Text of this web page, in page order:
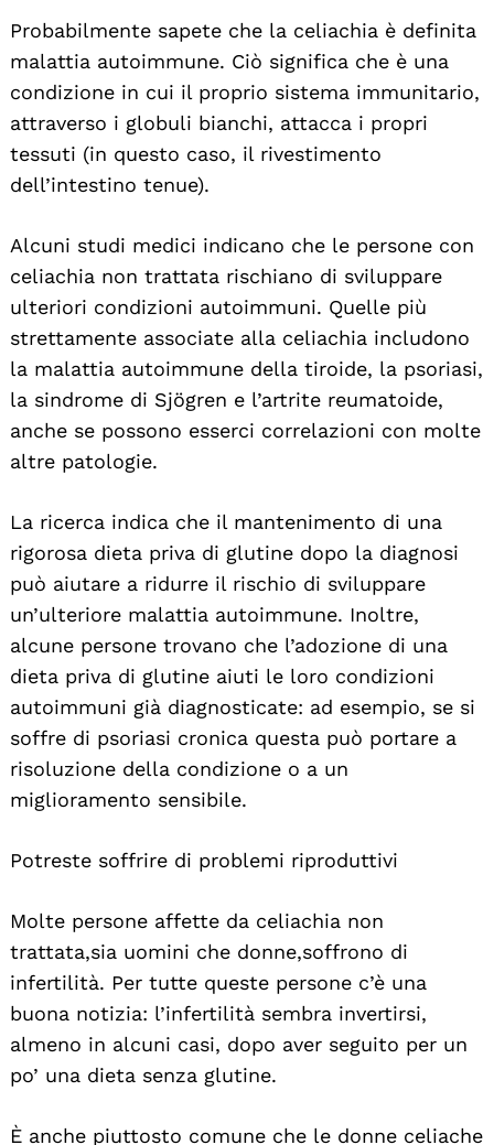
Probabilmente sapete che la celiachia è definita
malattia autoimmune. Ciò significa che è una
condizione in cui il proprio sistema immunitario,
attraverso i globuli bianchi, attacca i propri
tessuti (in questo caso, il rivestimento
dell’intestino tenue).
Alcuni studi medici indicano che le persone con
celiachia non trattata rischiano di sviluppare
ulteriori condizioni autoimmuni. Quelle più
strettamente associate alla celiachia includono
la malattia autoimmune della tiroide, la psoriasi,
la sindrome di Sjögren e l’artrite reumatoide,
anche se possono esserci correlazioni con molte
altre patologie.
La ricerca indica che il mantenimento di una
rigorosa dieta priva di glutine dopo la diagnosi
può aiutare a ridurre il rischio di sviluppare
un’ulteriore malattia autoimmune. Inoltre,
alcune persone trovano che l’adozione di una
dieta priva di glutine aiuti le loro condizioni
autoimmuni già diagnosticate: ad esempio, se si
soffre di psoriasi cronica questa può portare a
risoluzione della condizione o a un
miglioramento sensibile.
Potreste soffrire di problemi riproduttivi
Molte persone affette da celiachia non
trattata,sia uomini che donne,soffrono di
infertilità. Per tutte queste persone c’è una
buona notizia: l’infertilità sembra invertirsi,
almeno in alcuni casi, dopo aver seguito per un
po’ una dieta senza glutine.
È anche piuttosto comune che le donne celiache